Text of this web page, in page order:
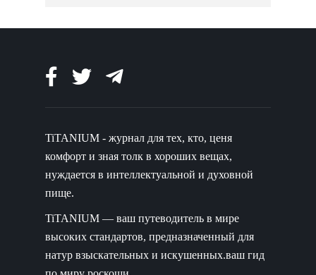
TiTANIUM - журнал для тех, кто, ценя
комфорт и зная толк в хороших вещах,
нуждается в интеллектуальной и духовной
пище.
TiTANIUM — ваш путеводитель в мире
высоких стандартов, предназначенный для
натур взыскательных и искушенных.ваш гид